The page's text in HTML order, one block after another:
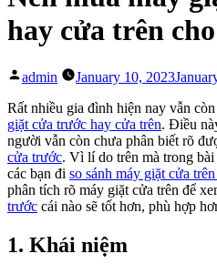
hay cửa trên
Posted
admin January 10, 2023
Rất nhiều gia đình hiện nay vẫn
giặt cửa trước hay cửa trên. Điều
người vẫn còn chưa phân biết rõ
cửa trước. Vì lí do trên mà trong
các bạn đi so sánh máy giặt cửa
phân tích rõ máy giặt cửa trên để
trước cái nào sẽ tốt hơn, phù hợp
1. Khái niệm